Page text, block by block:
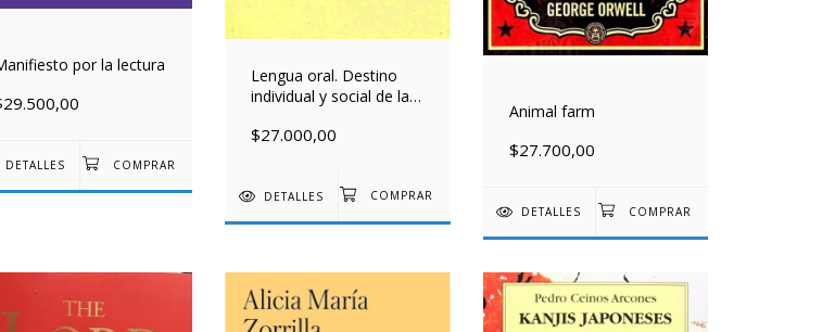
por la lectura
DETALLES
Lengua oral. Destino
individual y social de las
$27.000,00
DETALLES
Animal farm
$27.700,00
DETALLES